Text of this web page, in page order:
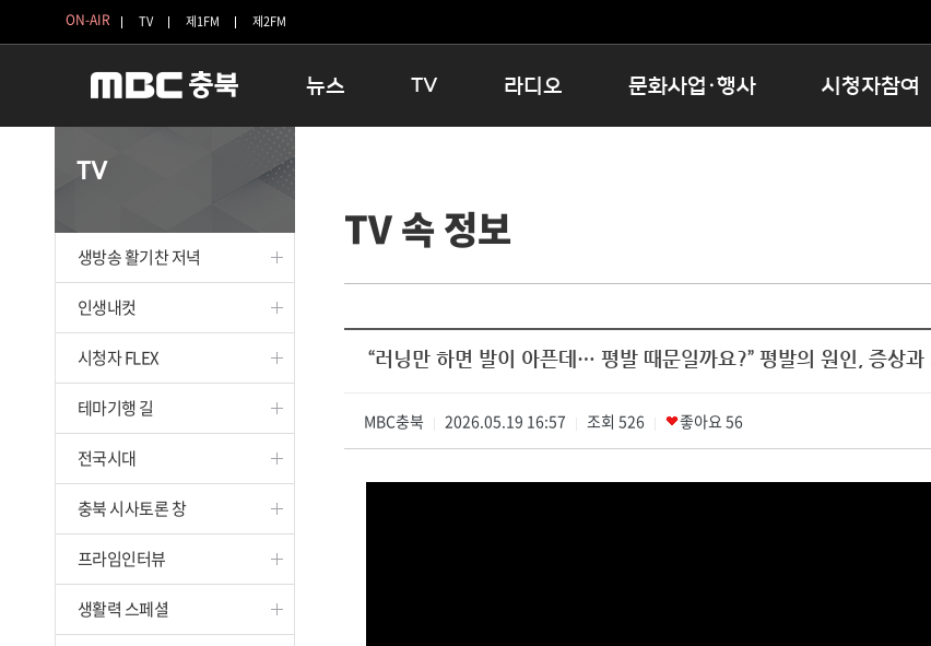
ON-AIR TV 제1FM 제2FM
뉴스
보은
옥천
TV
인생내컷
테마기행 길
시청자 FLEX
특집프로그램
종영프로그램
라디오
16:00 완벽한 하루
우리 고향, 부탁해!
문화사업·행사
충청북도 음식문화페스타
청원생명쌀 대청호마라톤
로컬 콘텐츠 Hub
문화행사 아카이빙
시청자참여
TV
생방송 활기찬 저녁
인생내컷
시청자 FLEX
테마기행 길
전국시대
충북 시사토론 창
프라임인터뷰
생활력 스페셜
TV 속 정보
“러닝만 하면 발이 아픈데… 평발 때문일까요?” 평발의 원인, 증상과
MBC충북 2026.05.19 16:57 조회 526 좋아요56